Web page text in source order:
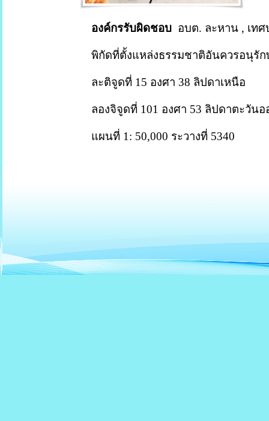
องค์กรรับผิดชอบ อบต. ละหาน , เท
พิกัดที่ตั้งแหล่งธรรมชาติอันควรอนุรั
ละติจูดที่ 15 องศา 38 ลิปดาเหนือ
ลองจิจูดที่ 101 องศา 53 ลิปดาตะวันอ
แผนที่ 1: 50,000 ระวางที่ 5340